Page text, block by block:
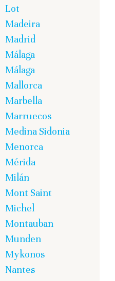
Lot
Madeira
Madrid
Málaga
Málaga
Mallorca
Marbella
Marruecos
Medina Sidonia
Menorca
Mérida
Milán
Mont Saint
Michel
Montauban
Munden
Mykonos
Nantes